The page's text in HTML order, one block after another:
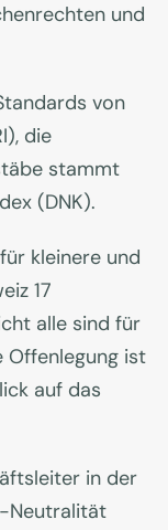
und
von
die
stammt
(DNK).
kleinere und
17
alle sind für
Offenlegung ist
auf das
in der
-Neutralität